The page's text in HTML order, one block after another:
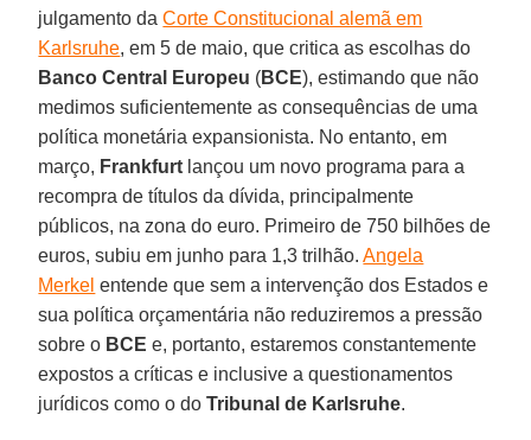
julgamento daCorte Constitucional alemã em
Karlsruhe, em 5 de maio, que critica as escolhas do
Banco Central Europeu (BCE), estimando que não
medimos suficientemente as consequências de uma
política monetária expansionista. No entanto, em
março, Frankfurt lançou um novo programa para a
recompra de títulos da dívida, principalmente
públicos, na zona do euro. Primeiro de 750 bilhões de
euros, subiu em junho para 1,3 trilhão.Angela
Merkel entende que sem a intervenção dos Estados e
sua política orçamentária não reduziremos a pressão
sobre o BCE e, portanto, estaremos constantemente
expostos a críticas e inclusive a questionamentos
jurídicos como o doTribunal de Karlsruhe.